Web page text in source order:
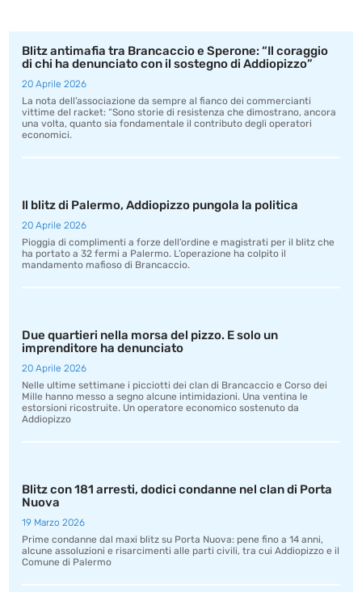
Blitz antimafia tra Brancaccio e Sperone: “Il coraggio
di chi ha denunciato con il sostegno di Addiopizzo”
20 Aprile 2026
La nota dell’associazione da sempre al fianco dei commercianti
vittime del racket: “Sono storie di resistenza che dimostrano, ancora
una volta, quanto sia fondamentale il contributo degli operatori
economici.
Il blitz di Palermo, Addiopizzo pungola la politica
20 Aprile 2026
Pioggia di complimenti a forze dell’ordine e magistrati per il blitz che
ha portato a 32 fermi a Palermo. L’operazione ha colpito il
mandamento mafioso di Brancaccio.
Due quartieri nella morsa del pizzo. E solo un
imprenditore ha denunciato
20 Aprile 2026
Nelle ultime settimane i picciotti dei clan di Brancaccio e Corso dei
Mille hanno messo a segno alcune intimidazioni. Una ventina le
estorsioni ricostruite. Un operatore economico sostenuto da
Addiopizzo
Blitz con 181 arresti, dodici condanne nel clan di Porta
Nuova
19 Marzo 2026
Prime condanne dal maxi blitz su Porta Nuova: pene fino a 14 anni,
alcune assoluzioni e risarcimenti alle parti civili, tra cui Addiopizzo e il
Comune di Palermo